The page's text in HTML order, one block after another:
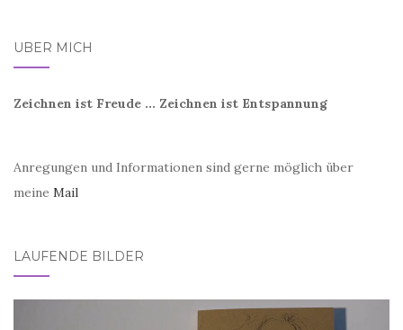
ÜBER MICH
Zeichnen ist Freude ... Zeichnen ist Entspannung
Anregungen und Informationen sind gerne möglich über
meine Mail
LAUFENDE BILDER